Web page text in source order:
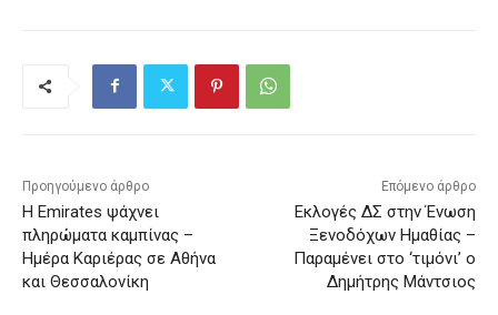
Προηγούμενο άρθρο
Η Emirates ψάχνει
πληρώματα καμπίνας –
Ημέρα Καριέρας σε Αθήνα
και Θεσσαλονίκη
Επόμενο άρθρο
Εκλογές ΔΣ στην Ένωση
Ξενοδόχων Ημαθίας –
Παραμένει στο ‘τιμόνι’ ο
Δημήτρης Μάντσιος